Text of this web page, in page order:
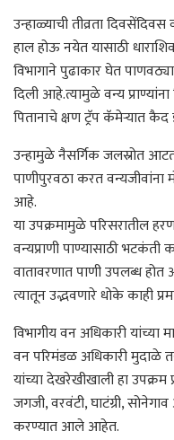
उन्हाळ्याची तीव्रता
हाल होऊ नयेत यासाठी
विभागाने पुढाकार घेत
दिली आहे.त्यामुळे वन्य
पितानाचे क्षण ट्रॅप कॅमेऱ्यात
उन्हामुळे नैसर्गिक जलस्रोत
पाणीपुरवठा करत वन्यजीवांना
आहे.
या उपक्रमामुळे परिसरातील
वन्यप्राणी पाण्यासाठी
वातावरणात पाणी उपलब्ध
त्यातून उद्भवणारे धोके काही
विभागीय वन अधिकारी यांच्या
वन परिमंडळ अधिकारी मुदाळे
यांच्या देखरेखीखाली हा
जगजी, वरवंटी, घाटंग्री,
करण्यात आले आहेत.